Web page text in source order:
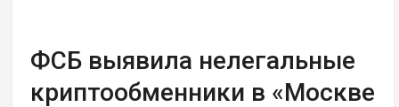
ФСБ выявила нелегальные
криптообменники в «Москве